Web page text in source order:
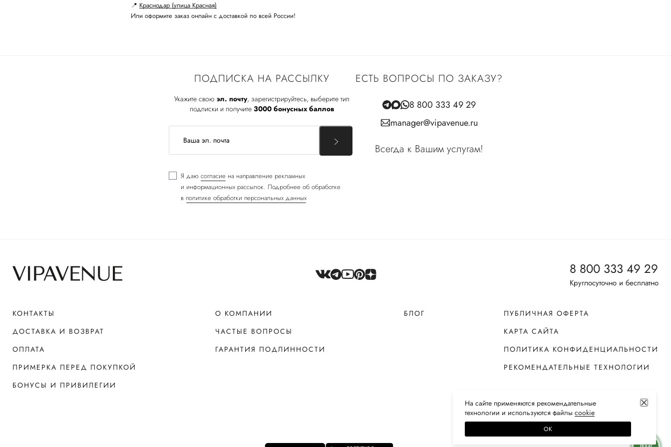
📍 Краснодар (улица Красная)
Или оформите заказ онлайн с доставкой по всей России!
ПОДПИСКА НА РАССЫЛКУ
Укажите свою эл. почту, зарегистрируйтесь, выберите тип
подписки и получите 3000 бонусных баллов
Я даю согласие на направление рекламных
и информационных рассылок. Подробнее об обработке
в политике обработки персональных данных
ЕСТЬ ВОПРОСЫ ПО ЗАКАЗУ?
8 800 333 49 29
manager@vipavenue.ru
Всегда к Вашим услугам!
8 800 333 49 29
Круглосуточно и бесплатно
КОНТАКТЫ
ДОСТАВКА И ВОЗВРАТ
ОПЛАТА
ПРИМЕРКА ПЕРЕД ПОКУПКОЙ
БОНУСЫ И ПРИВИЛЕГИИ
О КОМПАНИИ
ЧАСТЫЕ ВОПРОСЫ
ГАРАНТИЯ ПОДЛИННОСТИ
БЛОГ
ПУБЛИЧНАЯ ОФЕРТА
КАРТА САЙТА
ПОЛИТИКА КОНФИДЕНЦИАЛЬНОСТИ
РЕКОМЕНДАТЕЛЬНЫЕ ТЕХНОЛОГИИ
На сайте применяются рекомендательные
технологии и используются файлы сооkiе
ОК